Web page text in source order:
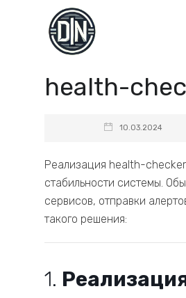
health-
10.03.2024
Реализация health-checker
стабильности системы.
сервисов, отправки
такого решения:
1.